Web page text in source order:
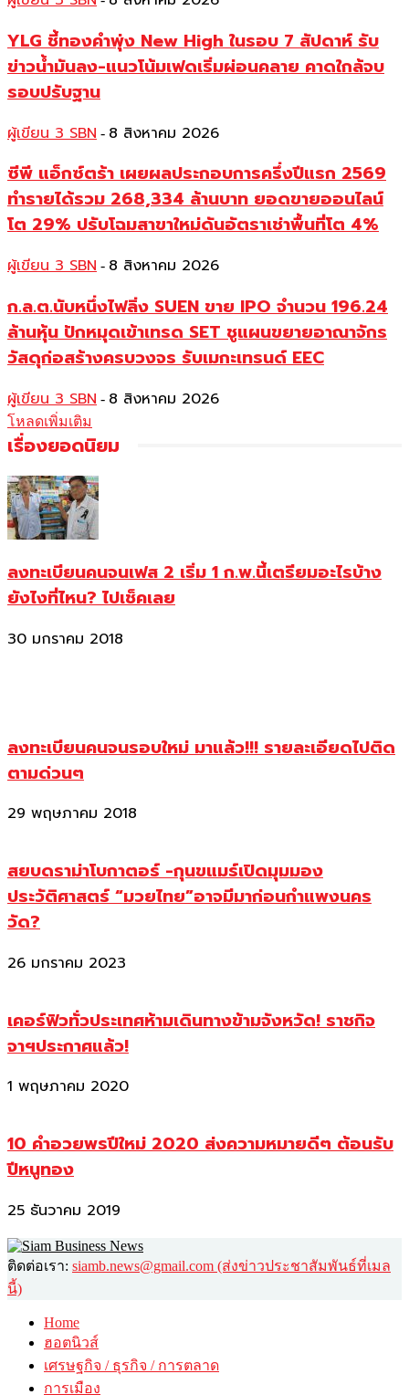
YLG ชี้ทองคำพุ่ง New High ในรอบ 7 สัปดาห์ รับ
ข่าวน้ำมันลง-แนวโน้มเฟดเริ่มผ่อนคลาย คาดใกล้จบ
รอบปรับฐาน
ผู้เขียน 3 SBN - 8 สิงหาคม 2026
ซีพี แอ็กซ์ตร้า เผยผลประกอบการครึ่งปีแรก 2569
ทำรายได้รวม 268,334 ล้านบาท ยอดขายออนไลน์
โต 29% ปรับโฉมสาขาใหม่ดันอัตราเช่าพื้นที่โต 4%
ผู้เขียน 3 SBN - 8 สิงหาคม 2026
ก.ล.ต.นับหนึ่งไฟลิ่ง SUEN ขาย IPO จำนวน 196.24
ล้านหุ้น ปักหมุดเข้าเทรด SET ชูแผนขยายอาณาจักร
วัสดุก่อสร้างครบวงจร รับเมกะเทรนด์ EEC
ผู้เขียน 3 SBN - 8 สิงหาคม 2026
โหลดเพิ่มเติม
เรื่องยอดนิยม
ลงทะเบียนคนจนเฟส 2 เริ่ม 1 ก.พ.นี้เตรียมอะไรบ้าง
ยังไงที่ไหน? ไปเช็คเลย
30 มกราคม 2018
ลงทะเบียนคนจนรอบใหม่ มาแล้ว!!! รายละเอียดไปติด
ตามด่วนๆ
29 พฤษภาคม 2018
สยบดราม่าโบกาตอร์ -กุนขแมร์เปิดมุมมอง
ประวัติศาสตร์ “มวยไทย”อาจมีมาก่อนกำแพงนคร
วัด?
26 มกราคม 2023
เคอร์ฟิวทั่วประเทศห้ามเดินทางข้ามจังหวัด! ราชกิจ
จาฯประกาศแล้ว!
1 พฤษภาคม 2020
10 คำอวยพรปีใหม่ 2020 ส่งความหมายดีๆ ต้อนรับ
ปีหนูทอง
25 ธันวาคม 2019
ติดต่อเรา: siamb.news@gmail.com (ส่งข่าวประชาสัมพันธ์ที่เมล
นี้)
Home
ฮอตนิวส์
เศรษฐกิจ / ธุรกิจ / การตลาด
การเมือง